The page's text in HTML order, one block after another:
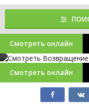
Смотреть онлайн
Смотреть онлайн